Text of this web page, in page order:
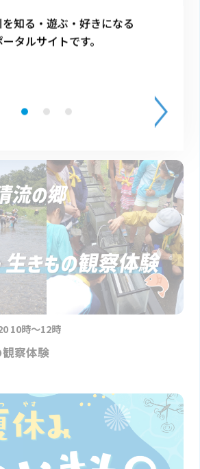
の他のイベント
10時～12時
察体験
知る・遊ぶ・好きになる
ータルサイトです。